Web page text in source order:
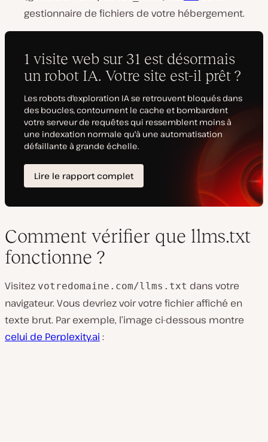
gestionnaire de fichiers de votre hébergement.
Comment vérifier que llms.txt
fonctionne ?
Visitez votredomaine.com/llms.txt dans votre
navigateur. Vous devriez voir votre fichier affiché en
texte brut. Par exemple, l’image ci-dessous montre
celui de Perplexity.ai :